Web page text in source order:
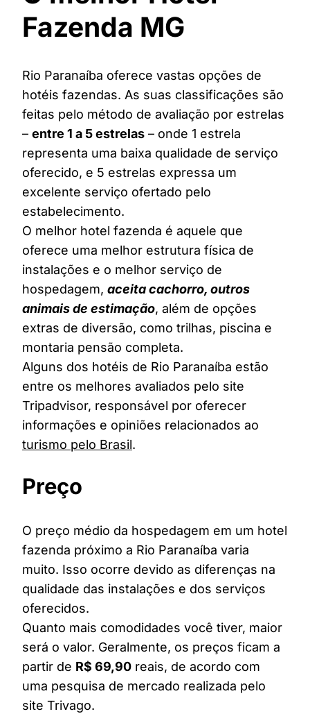
Fazenda MG
Rio Paranaíba oferece vastas opções de
hotéis fazendas. As suas classificações são
feitas pelo método de avaliação por estrelas
– entre 1 a 5 estrelas – onde 1 estrela
representa uma baixa qualidade de serviço
oferecido, e 5 estrelas expressa um
excelente serviço ofertado pelo
estabelecimento.
O melhor hotel fazenda é aquele que
oferece uma melhor estrutura física de
instalações e o melhor serviço de
hospedagem, aceita cachorro, outros
animais de estimação, além de opções
extras de diversão, como trilhas, piscina e
montaria pensão completa.
Alguns dos hotéis de Rio Paranaíba estão
entre os melhores avaliados pelo site
Tripadvisor, responsável por oferecer
informações e opiniões relacionados ao
turismo pelo Brasil.
Preço
O preço médio da hospedagem em um hotel
fazenda próximo a Rio Paranaíba varia
muito. Isso ocorre devido as diferenças na
qualidade das instalações e dos serviços
oferecidos.
Quanto mais comodidades você tiver, maior
será o valor. Geralmente, os preços ficam a
partir de R$ 69,90 reais, de acordo com
uma pesquisa de mercado realizada pelo
site Trivago.